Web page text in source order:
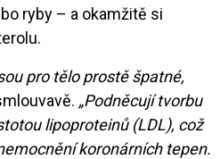
ryby – a okamžitě si
pro tělo prostě špatné,
„Podněcují tvorbu
lipoproteinů (LDL), což
koronárních tepen.